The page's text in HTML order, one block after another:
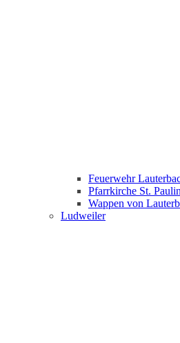
Feuerwehr
Pfarrkirche St.
Wappen von
Ludweiler